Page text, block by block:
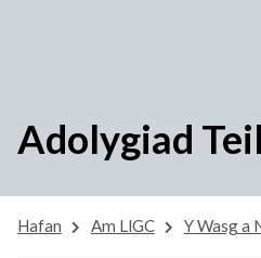
Adolygiad
Hafan Am LlGC Y Wasg a